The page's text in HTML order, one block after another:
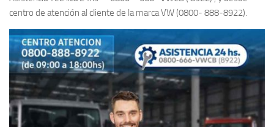
centro de atención al cliente de la marca VW (0800- 888-8922).